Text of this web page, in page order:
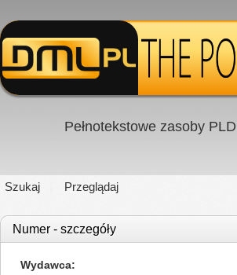
Pełnotekstowe zasoby
Szukaj Przeglądaj
Numer - szczegóły
Wydawca